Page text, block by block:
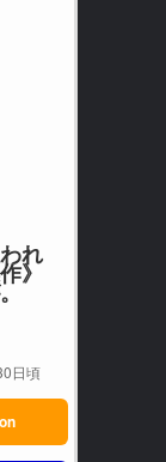
れ
》
日頃